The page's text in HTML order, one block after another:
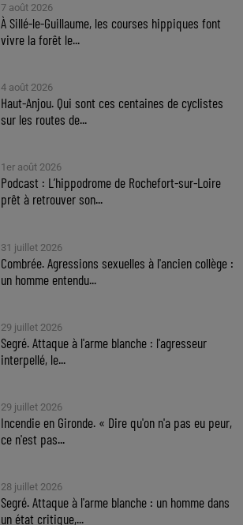
7 août 2026
À Sillé-le-Guillaume, les courses hippiques font
vivre la forêt le...
4 août 2026
Haut-Anjou. Qui sont ces centaines de cyclistes
sur les routes de...
1er août 2026
Podcast : L’hippodrome de Rochefort-sur-Loire
prêt à retrouver son...
31 juillet 2026
Combrée. Agressions sexuelles à l'ancien collège :
un homme entendu...
29 juillet 2026
Segré. Attaque à l'arme blanche : l'agresseur
interpellé, le...
29 juillet 2026
Incendie en Gironde. « Dire qu'on n'a pas eu peur,
ce n'est pas...
28 juillet 2026
Segré. Attaque à l'arme blanche : un homme dans
un état critique,...